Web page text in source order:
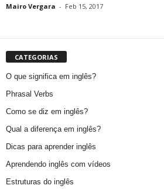
Mairo Vergara - Feb 15, 2017
CATEGORIAS
O que significa em inglês?
Phrasal Verbs
Como se diz em inglês?
Qual a diferença em inglês?
Dicas para aprender inglês
Aprendendo inglês com vídeos
Estruturas do inglês